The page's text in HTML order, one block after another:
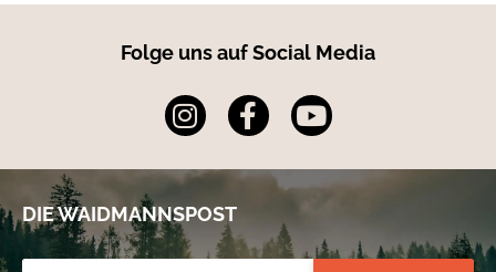
Folge uns auf Social Media
DIE WAIDMANNSPOST